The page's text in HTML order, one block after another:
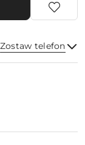
Zostaw telefon